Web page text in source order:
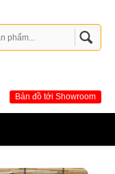
Bản đồ tới Showroom